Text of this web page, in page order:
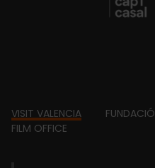
Footer
VISIT VALENCIA FUNDACIÓ
FILM OFFICE